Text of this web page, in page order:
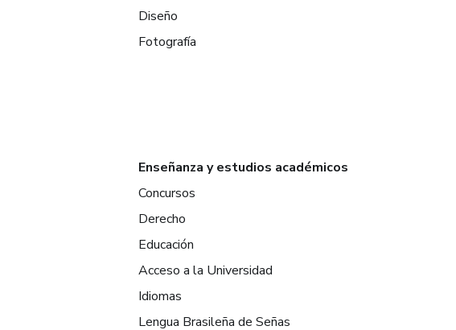
Diseño
Fotografía
Enseñanza y estudios académicos
Concursos
Derecho
Educación
Acceso a la Universidad
Idiomas
Lengua Brasileña de Señas